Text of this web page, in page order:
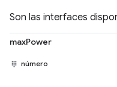
Son las interfaces
maxPower
número